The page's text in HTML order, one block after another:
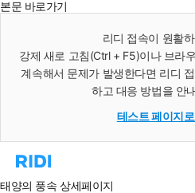
본문 바로가기
리디 접속이 원활
강제 새로 고침(Ctrl + F5)이나 브라
계속해서 문제가 발생한다면 리디
하고 대응 방법을 안
테스트 페이지
리
홈
태양의 풍속 상세페이지